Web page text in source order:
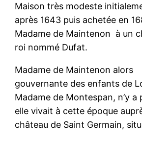
Maison très modeste
après 1643 puis achetée en
Madame de Maintenon à un
roi nommé Dufat.
Madame de Maintenon alors
gouvernante des enfants de
Madame de Montespan, n’y a
elle vivait à cette époque
château de Saint Germain,